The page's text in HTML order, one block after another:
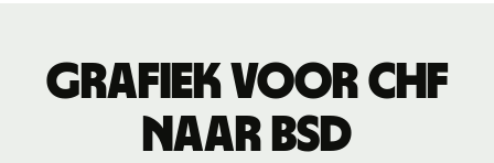
Grafiek voor CHF
naar BSD